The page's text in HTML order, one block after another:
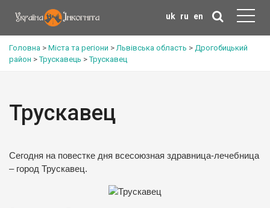
uk ru en
Головна > Міста та регіони >Львівська область > Дрогобицький
район >Трускавець >Трускавец
Трускавец
Сегодня на повестке дня всесоюзная здравница-лечебница
– город Трускавец.